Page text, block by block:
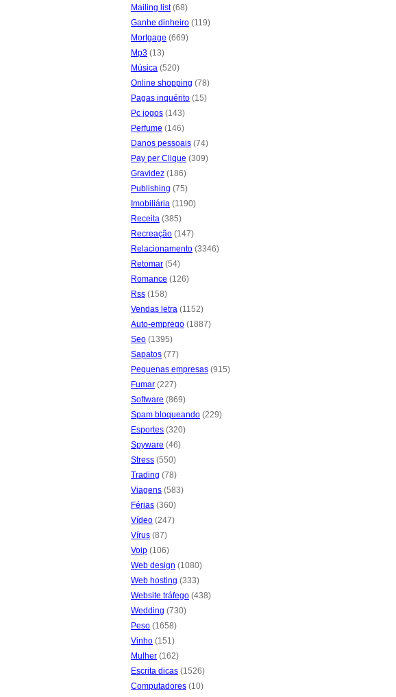
Mailing list(68)
Ganhe dinheiro (119)
Mortgage (669)
Mp3 (13)
Música (520)
Online shopping (78)
Pagas inquérito (15)
Pc jogos (143)
Perfume (146)
Danos pessoais (74)
Pay per Clique (309)
Gravidez (186)
Publishing (75)
Imobiliária (1190)
Receita (385)
Recreação (147)
Relacionamento (3346)
Retomar (54)
Romance (126)
Rss (158)
Vendas letra (1152)
Auto-emprego (1887)
Seo (1395)
Sapatos (77)
Pequenas empresas (915)
Fumar (227)
Software (869)
Spam bloqueando (229)
Esportes (320)
Spyware (46)
Stress (550)
Trading (78)
Viagens (583)
Férias (360)
Vídeo (247)
Vírus (87)
Voip (106)
Web design (1080)
Web hosting (333)
Website tráfego (438)
Wedding (730)
Peso (1658)
Vinho (151)
Mulher (162)
Escrita dicas (1526)
Computadores (10)